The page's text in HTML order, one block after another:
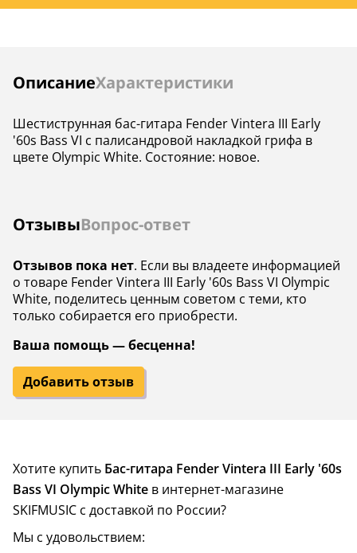
Звукосниматели
—
—
ОписаниеХарактеристики
Инструкции
Шестиструнная бас-гитара Fender Vintera III Early
'60s Bass VI с палисандровой накладкой грифа в
цвете Olympic White. Состояние: новое.
ОтзывыВопрос-ответ
Отзывов пока нет. Если вы владеете информацией
о товаре Fender Vintera III Early '60s Bass VI Olympic
White, поделитесь ценным советом с теми, кто
только собирается его приобрести.
Ваша помощь — бесценна!
Добавить отзыв
Хотите купить Бас-гитара Fender Vintera III Early '60s
Bass VI Olympic White в интернет-магазине
SKIFMUSIC с доставкой по России?
Мы с удовольствием: